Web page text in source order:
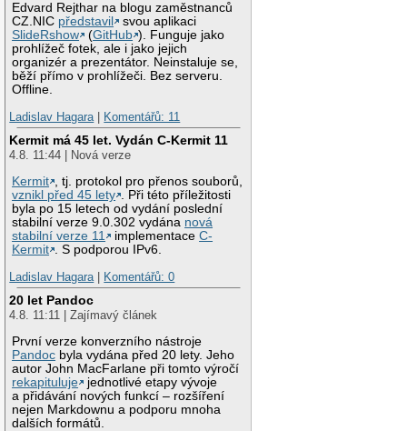
Edvard Rejthar na blogu zaměstnanců
CZ.NIC představil
svou aplikaci
SlideRshow
(GitHub ). Funguje jako
prohlížeč fotek, ale i jako jejich
organizér a prezentátor. Neinstaluje se,
běží přímo v prohlížeči. Bez serveru.
Offline.
Ladislav Hagara | Komentářů: 11
Kermit má 45 let. Vydán C-Kermit 11
4.8. 11:44 | Nová verze
Kermit , tj. protokol pro přenos souborů,
vznikl před 45 lety . Při této příležitosti
byla po 15 letech od vydání poslední
stabilní verze 9.0.302 vydána nová
stabilní verze 11
implementaceC-
Kermit . S podporou IPv6.
Ladislav Hagara | Komentářů: 0
20 let Pandoc
4.8. 11:11 | Zajímavý článek
První verze konverzního nástroje
Pandoc byla vydána před 20 lety. Jeho
autor John MacFarlane při tomto výročí
rekapituluje
jednotlivé etapy vývoje
a přidávání nových funkcí – rozšíření
nejen Markdownu a podporu mnoha
dalších formátů.